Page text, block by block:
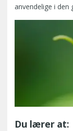
anvendelige i den
Du lærer at: